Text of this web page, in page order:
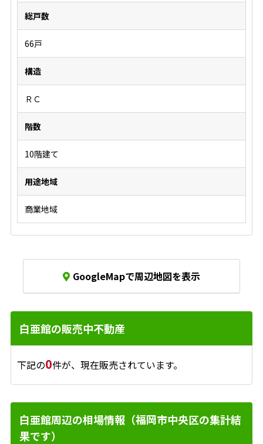
総戸数
66戸
構造
ＲＣ
階数
10階建て
用途地域
商業地域
GoogleMapで周辺地図を表示
白亜館の販売中不動産
下記の0件が、現在販売されています。
白亜館周辺の相場情報（福岡市中央区の集計結
果です）